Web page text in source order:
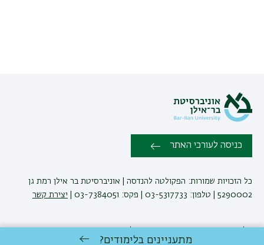
כניסה לעורכי האתר
כל הזכויות שמורות: הפקולטה להנדסה | אוניברסיטת בר אילן רמת גן
5290002 | טלפון: 03-5317733 | פקס: 03-7384051 |
יצירת קשר
מתעניינים בלימודים?